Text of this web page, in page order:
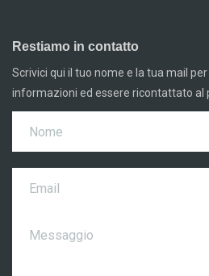
Restiamo in contatto
Scrivici qui il tuo nome e la tua mail
informazioni ed essere ricontattato al